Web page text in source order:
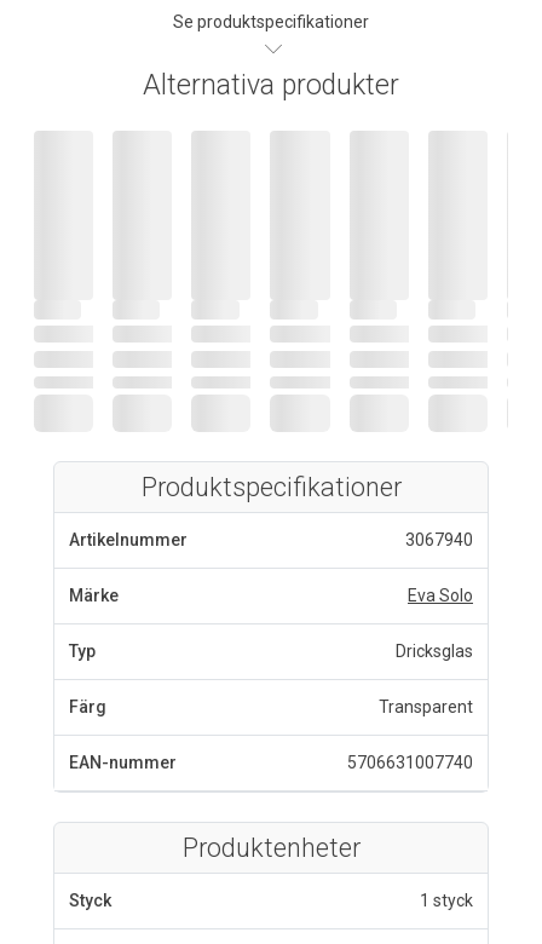
Se produktspecifikationer
Alternativa produkter
Produktspecifikationer
Artikelnummer 3067940
Märke Eva Solo
Typ Dricksglas
Färg Transparent
EAN-nummer 5706631007740
Produktenheter
Styck 1 styck